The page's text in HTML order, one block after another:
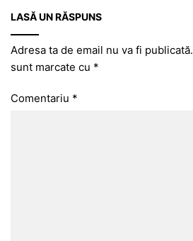
LASĂ UN RĂSPUNS
Adresa ta de email nu va fi publicată.
sunt marcate cu *
Comentariu *